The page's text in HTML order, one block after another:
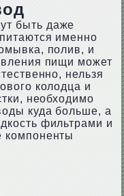
быть даже
именно
полив, и
пищи может
нельзя
колодца и
необходимо
куда больше, а
фильтрами и
компоненты